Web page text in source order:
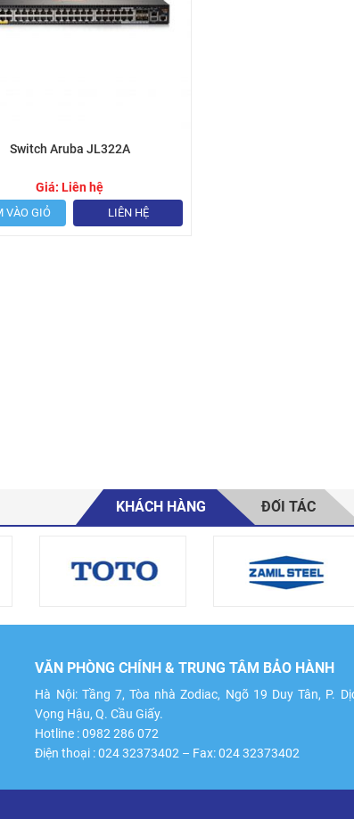
Switch Aruba JL322A
Giá:Liên hệ
VÀO GIỎ LIÊN HỆ
KHÁCH HÀNG ĐỐI TÁC
VĂN PHÒNG CHÍNH & TRUNG TÂM BẢO HÀNH
Hà Nội: Tầng 7, Tòa nhà Zodiac, Ngõ 19 Duy Tân, P.
Vọng Hậu, Q. Cầu Giấy.
Hotline : 0982 286 072
Điện thoại : 024 32373402 – Fax: 024 32373402